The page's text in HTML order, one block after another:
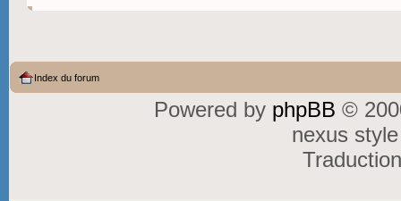
Index du forum
Powered by phpBB ©
nexus